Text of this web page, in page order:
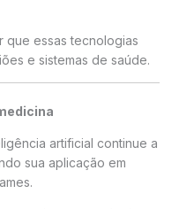
que essas tecnologias
e sistemas de saúde.
artificial continue a
sua aplicação em